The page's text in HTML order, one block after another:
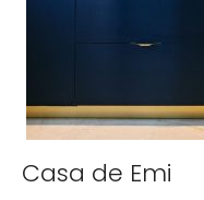
Casa de Emi